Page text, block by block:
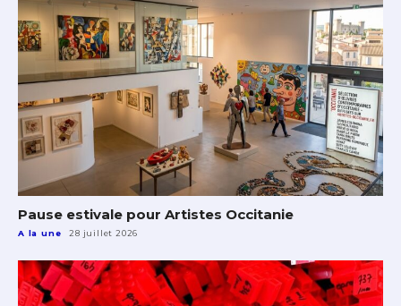
Pause estivale pour Artistes Occitanie
A la une 28 juillet 2026